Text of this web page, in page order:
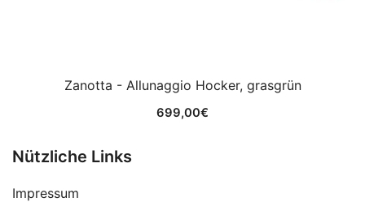
Zanotta - Allunaggio Hocker, grasgrün
699,00€
Nützliche Links
Impressum